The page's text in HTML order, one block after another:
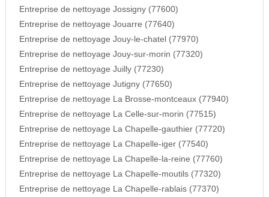
Entreprise de nettoyage Jossigny (77600)
Entreprise de nettoyage Jouarre (77640)
Entreprise de nettoyage Jouy-le-chatel (77970)
Entreprise de nettoyage Jouy-sur-morin (77320)
Entreprise de nettoyage Juilly (77230)
Entreprise de nettoyage Jutigny (77650)
Entreprise de nettoyage La Brosse-montceaux (77940)
Entreprise de nettoyage La Celle-sur-morin (77515)
Entreprise de nettoyage La Chapelle-gauthier (77720)
Entreprise de nettoyage La Chapelle-iger (77540)
Entreprise de nettoyage La Chapelle-la-reine (77760)
Entreprise de nettoyage La Chapelle-moutils (77320)
Entreprise de nettoyage La Chapelle-rablais (77370)